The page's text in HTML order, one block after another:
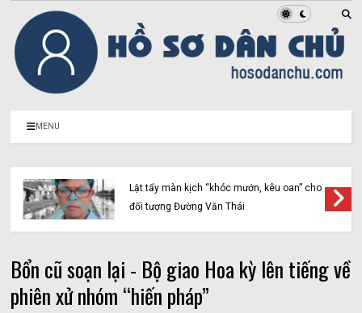
MENU
Lật tẩy màn kịch “khóc mướn, kêu oan” cho
đối tượng Đường Văn Thái
Bổn cũ soạn lại - Bộ giao Hoa kỳ lên tiếng về
phiên xử nhóm “hiến pháp”